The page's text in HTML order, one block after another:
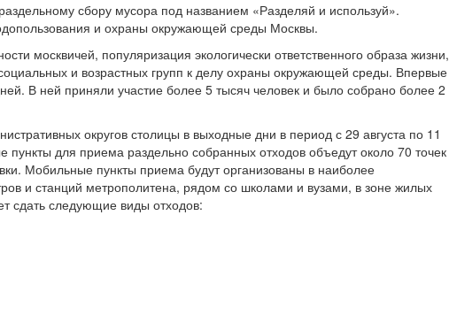
сбору мусора под названием «Разделяй и используй».
и охраны окружающей среды Москвы.
москвичей, популяризация экологически ответственного образа жизни,
и возрастных групп к делу охраны окружающей среды. Впервые
В ней приняли участие более 5 тысяч человек и было собрано более 2
округов столицы в выходные дни в период с 29 августа по 11
для приема раздельно собранных отходов объедут около 70 точек
Мобильные пункты приема будут организованы в наиболее
и станций метрополитена, рядом со школами и вузами, в зоне жилых
сдать следующие виды отходов: